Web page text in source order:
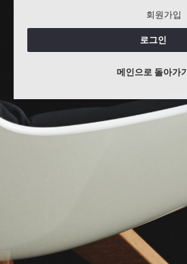
회원가입
로그인
메인으로 돌아가기